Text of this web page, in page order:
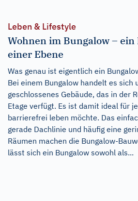
Leben & Lifestyle
Wohnen im Bungalow – ein
einer Ebene
Was genau ist eigentlich ein
Bei einem Bungalow handelt es sich
geschlossenes Gebäude, das in der
Etage verfügt. Es ist damit ideal für
barrierefrei leben möchte. Das
gerade Dachlinie und häufig eine
Räumen machen die Bungalow-
lässt sich ein Bungalow sowohl als...